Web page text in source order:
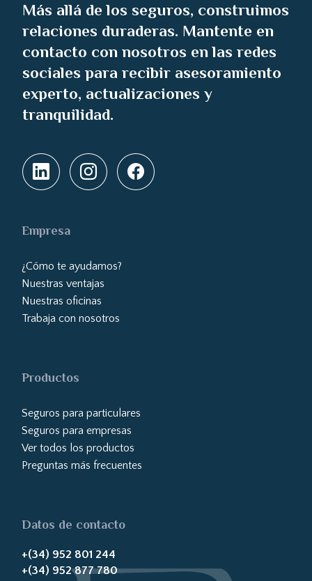
Más allá de los seguros, construimos
relaciones duraderas. Mantente en
contacto con nosotros en las redes
sociales para recibir asesoramiento
experto, actualizaciones y
tranquilidad.
Empresa
¿Cómo te ayudamos?
Nuestras ventajas
Nuestras oficinas
Trabaja con nosotros
Productos
Seguros para particulares
Seguros para empresas
Ver todos los productos
Preguntas más frecuentes
Datos de contacto
+(34) 952 801 244
+(34) 952 877 780